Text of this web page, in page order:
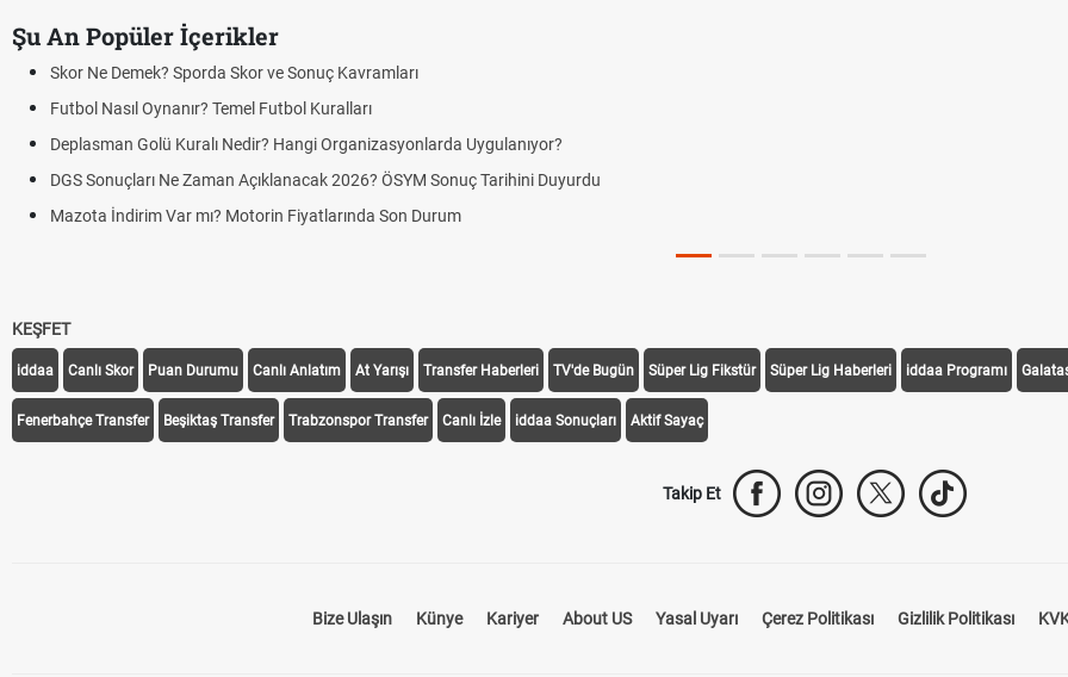
Şu An Popüler İçerikler
Skor Ne Demek? Sporda Skor ve Sonuç Kavramları
Futbol Nasıl Oynanır? Temel Futbol Kuralları
Deplasman Golü Kuralı Nedir? Hangi Organizasyonlarda Uygulanıyor?
DGS Sonuçları Ne Zaman Açıklanacak 2026? ÖSYM Sonuç Tarihini Duyurdu
Mazota İndirim Var mı? Motorin Fiyatlarında Son Durum
KEŞFET
iddaa Canlı Skor Puan Durumu Canlı Anlatım At Yarışı Transfer Haberleri TV'de Bugün Süper Lig Fikstür Süper Lig Haberleri iddaa Programı
Fenerbahçe Transfer Beşiktaş Transfer Trabzonspor Transfer Canlı İzle iddaa Sonuçları Aktif Sayaç
Takip Et
Bize Ulaşın Künye Kariyer About US Yasal Uyarı Çerez Politikası Gizlilik Politikası